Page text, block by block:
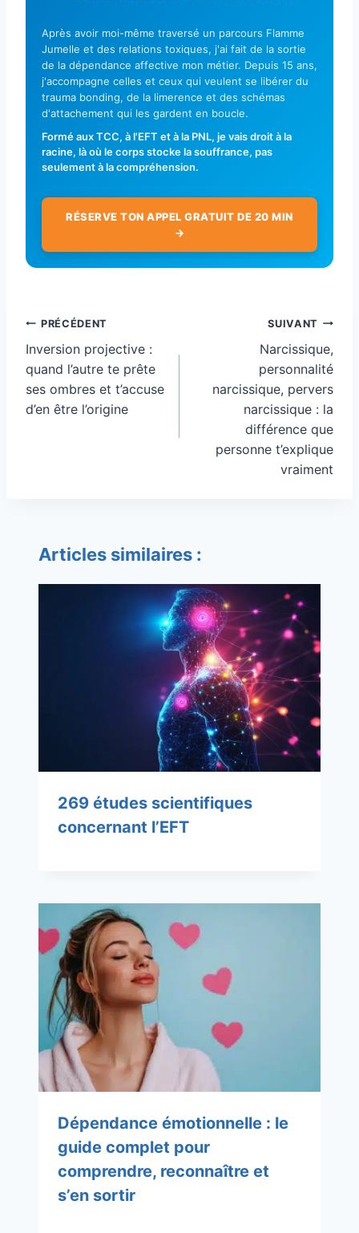
Après avoir moi-même traversé un parcours Flamme
Jumelle et des relations toxiques, j'ai fait de la sortie
de la dépendance affective mon métier. Depuis 15 ans,
j'accompagne celles et ceux qui veulent se libérer du
trauma bonding, de la limerence et des schémas
d'attachement qui les gardent en boucle.
Formé aux TCC, à l'EFT et à la PNL, je vais droit à la
racine, là où le corps stocke la souffrance, pas
seulement à la compréhension.
RÉSERVE TON APPEL GRATUIT DE 20 MIN
→
Navigation
de
l’article
PRÉCÉDENT
Inversion projective :
quand l’autre te prête
ses ombres et t’accuse
d’en être l’origine
SUIVANT
Narcissique,
personnalité
narcissique, pervers
narcissique : la
différence que
personne t’explique
vraiment
Articles similaires :
269 études scientifiques
concernant l’EFT
Dépendance émotionnelle : le
guide complet pour
comprendre, reconnaître et
s’en sortir